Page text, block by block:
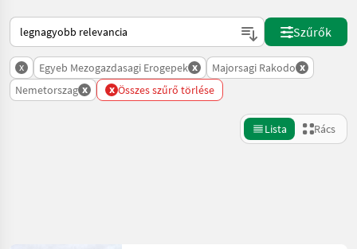
Így van sorba rendezve a Landwirt.com-on
Szűrők
x Egyeb Mezogazdasagi Erogepek x Majorsagi Rakodo x
Nemetorszag x x Összes szűrő törlése
Lista Rács